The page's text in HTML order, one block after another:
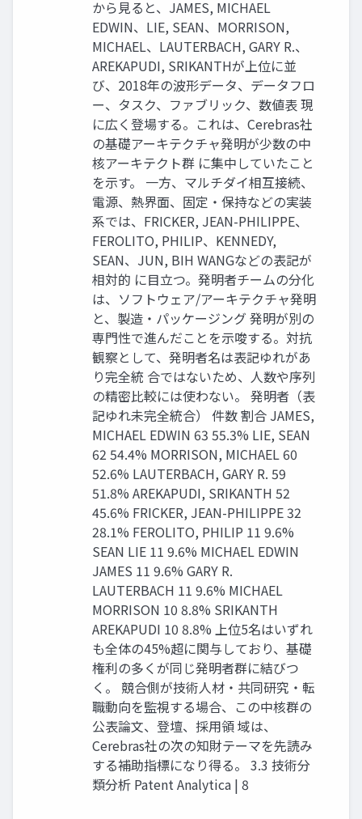
から見ると、JAMES, MICHAEL
EDWIN、LIE, SEAN、MORRISON,
MICHAEL、LAUTERBACH, GARY R.、
AREKAPUDI, SRIKANTHが上位に並
び、2018年の波形データ、データフロ
ー、タスク、ファブリック、数値表 現
に広く登場する。これは、Cerebras社
の基礎アーキテクチャ発明が少数の中
核アーキテクト群 に集中していたこと
を示す。 一方、マルチダイ相互接続、
電源、熱界面、固定・保持などの実装
系では、FRICKER, JEAN-PHILIPPE、
FEROLITO, PHILIP、KENNEDY,
SEAN、JUN, BIH WANGなどの表記が
相対的 に目立つ。発明者チームの分化
は、ソフトウェア/アーキテクチャ発明
と、製造・パッケージング 発明が別の
専門性で進んだことを示唆する。対抗
観察として、発明者名は表記ゆれがあ
り完全統 合ではないため、人数や序列
の精密比較には使わない。 発明者（表
記ゆれ未完全統合） 件数 割合 JAMES,
MICHAEL EDWIN 63 55.3% LIE, SEAN
62 54.4% MORRISON, MICHAEL 60
52.6% LAUTERBACH, GARY R. 59
51.8% AREKAPUDI, SRIKANTH 52
45.6% FRICKER, JEAN-PHILIPPE 32
28.1% FEROLITO, PHILIP 11 9.6%
SEAN LIE 11 9.6% MICHAEL EDWIN
JAMES 11 9.6% GARY R.
LAUTERBACH 11 9.6% MICHAEL
MORRISON 10 8.8% SRIKANTH
AREKAPUDI 10 8.8% 上位5名はいずれ
も全体の45%超に関与しており、基礎
権利の多くが同じ発明者群に結びつ
く。 競合側が技術人材・共同研究・転
職動向を監視する場合、この中核群の
公表論文、登壇、採用領 域は、
Cerebras社の次の知財テーマを先読み
する補助指標になり得る。 3.3 技術分
類分析 Patent Analytica | 8